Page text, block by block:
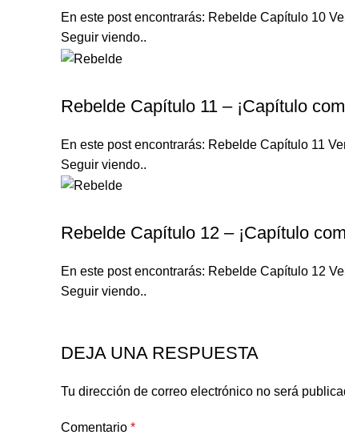
En este post encontrarás: Rebelde Capítulo 10
Seguir viendo..
Rebelde Capítulo 11 – ¡Capítulo
En este post encontrarás: Rebelde Capítulo 11
Seguir viendo..
Rebelde Capítulo 12 – ¡Capítulo
En este post encontrarás: Rebelde Capítulo 12
Seguir viendo..
DEJA UNA RESPUESTA
Tu dirección de correo electrónico no será
Comentario *